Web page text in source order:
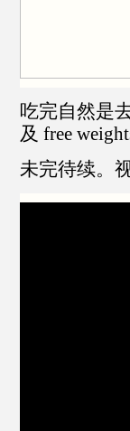
吃完自然是
及 free
未完待续。